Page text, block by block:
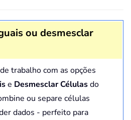
ou desmesclar
trabalho com as opções
e Desmesclar Célulasdo
ou separe células
dados - perfeito para